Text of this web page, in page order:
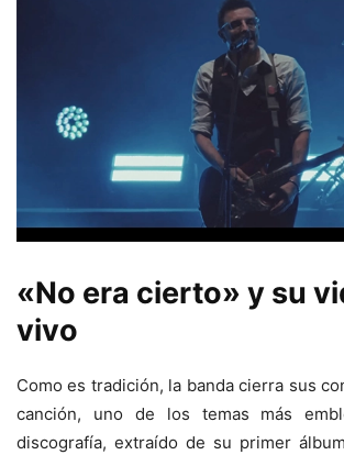
«No era cierto» y su
vivo
Como es tradición, la banda cierra sus
canción, uno de los temas más
discografía, extraído de su primer álbum